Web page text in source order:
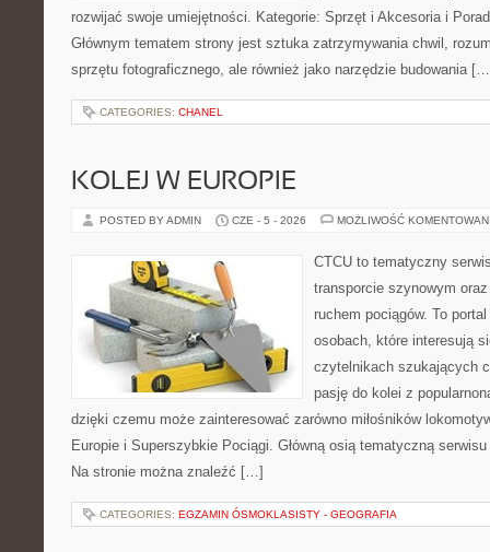
rozwijać swoje umiejętności. Kategorie: Sprzęt i Akcesoria i
Głównym tematem strony jest sztuka zatrzymywania chwil,
sprzętu fotograficznego, ale również jako narzędzie budowania
CATEGORIES: CHANEL
KOLEJ W EUROPIE
POSTED BY ADMIN CZE - 5 - 2026 MOŻLIWOŚĆ
CTCU to tematyczny
transporcie szynowym
ruchem pociągów. To
osobach, które interesują
czytelnikach szukających
pasję do kolei z
dzięki czemu może zainteresować zarówno miłośników
Europie i Superszybkie Pociągi. Główną osią tematyczną
Na stronie można znaleźć […]
CATEGORIES: EGZAMIN ÓSMOKLASISTY - GEOGRAFIA